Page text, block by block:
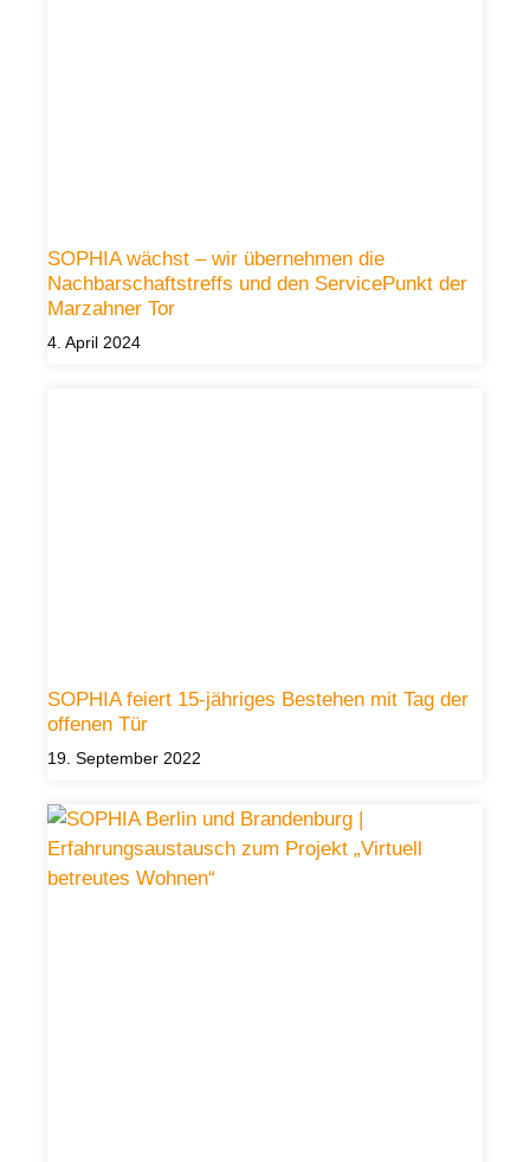
SOPHIA wächst – wir übernehmen die
Nachbarschaftstreffs und den ServicePunkt der
Marzahner Tor
4. April 2024
SOPHIA feiert 15-jähriges Bestehen mit Tag der
offenen Tür
19. September 2022